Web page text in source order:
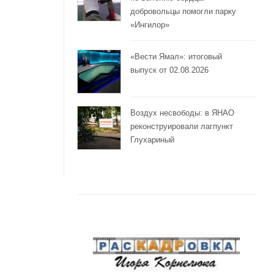
добровольцы помогли парку
«Ингилор»
«Вести Ямал»: итоговый
выпуск от 02.08.2026
Воздух несвободы: в ЯНАО
реконструировали лагпункт
Глухариный